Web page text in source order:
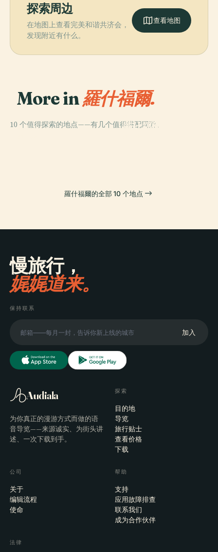
探索周边
在地图上查看完美和谐共济会，
发现附近有什么。
查看地图
More in羅什福爾.
10 个值得探索的地点——有几个值得搭配同游。
PLACE
羅什福爾-馬特魯
羅什福爾的全部 10 个地点
慢旅行，
娓娓道来。
保持联系
加入
Audiala
为你真正的漫游方式而做的语
音导览——来源诚实、为街头讲
述、一次下载到手。
探索
目的地
导览
旅行贴士
查看价格
下载
公司
关于
编辑流程
使命
帮助
支持
应用故障排查
联系我们
成为合作伙伴
法律